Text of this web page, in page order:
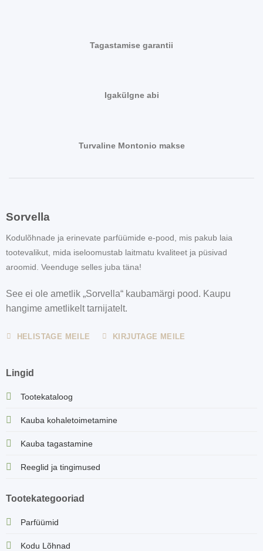
Tagastamise garantii
Igakülgne abi
Turvaline Montonio makse
Sorvella
Kodulõhnade ja erinevate parfüümide e-pood, mis pakub laia
tootevalikut, mida iseloomustab laitmatu kvaliteet ja püsivad
aroomid. Veenduge selles juba täna!
See ei ole ametlik „Sorvella“ kaubamärgi pood. Kaupu
hangime ametlikelt tarnijatelt.
HELISTAGE MEILE KIRJUTAGE MEILE
Lingid
Tootekataloog
Kauba kohaletoimetamine
Kauba tagastamine
Reeglid ja tingimused
Tootekategooriad
Parfüümid
Kodu Lõhnad